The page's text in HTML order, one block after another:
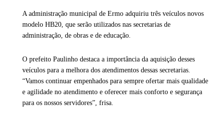
A administração municipal de Ermo adquiriu três veículos novos
modelo HB20, que serão utilizados nas secretarias de
administração, de obras e de educação.
O prefeito Paulinho destaca a importância da aquisição desses
veículos para a melhora dos atendimentos dessas secretarias.
“Vamos continuar empenhados para sempre ofertar mais qualidade
e agilidade no atendimento e oferecer mais conforto e segurança
para os nossos servidores”, frisa.